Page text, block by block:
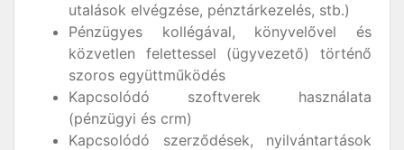
utalások elvégzése, pénztárkezelés, stb.)
Pénzügyes kollégával, könyvelővel és
közvetlen felettessel (ügyvezető) történő
szoros együttműködés
Kapcsolódó szoftverek használata
(pénzügyi és crm)
Kapcsolódó szerződések, nyilvántartások